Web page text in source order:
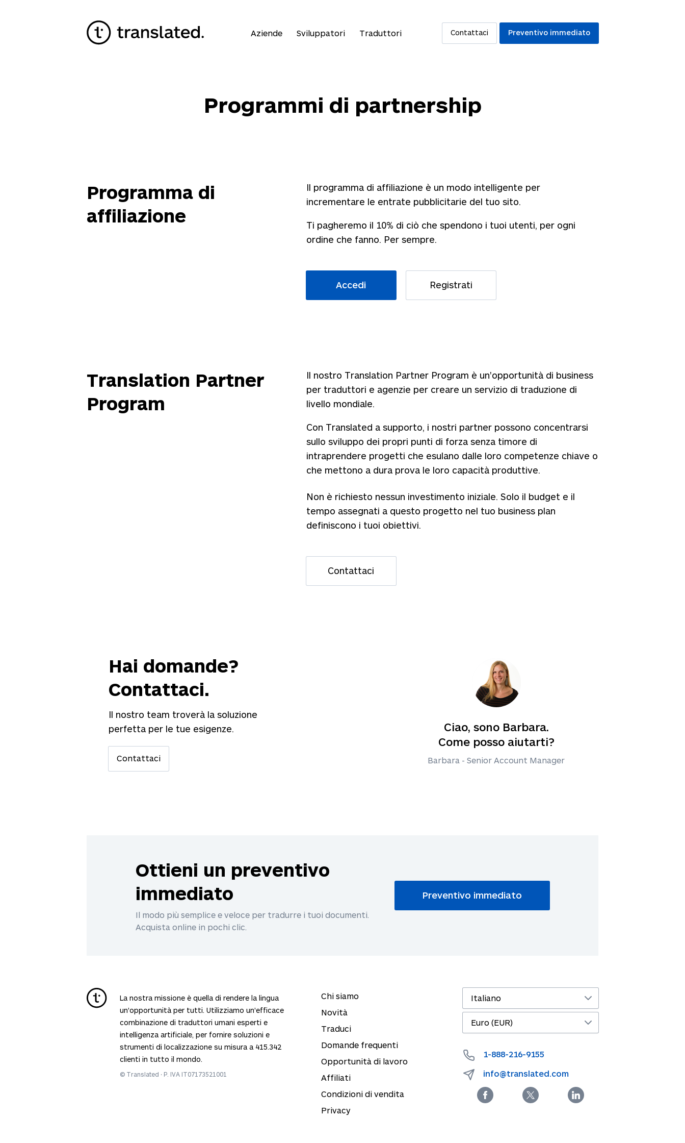
Aziende Sviluppatori Traduttori Contattaci Preventivo immediato
Programmi di partnership
Programma di
affiliazione
Il programma di affiliazione è un modo intelligente per
incrementare le entrate pubblicitarie del tuo sito.
Ti pagheremo il 10% di ciò che spendono i tuoi utenti, per ogni
ordine che fanno. Per sempre.
Accedi Registrati
Translation Partner
Program
Il nostro Translation Partner Program è un'opportunità di business
per traduttori e agenzie per creare un servizio di traduzione di
livello mondiale.
Con Translated a supporto, i nostri partner possono concentrarsi
sullo sviluppo dei propri punti di forza senza timore di
intraprendere progetti che esulano dalle loro competenze chiave o
che mettono a dura prova le loro capacità produttive.
Non è richiesto nessun investimento iniziale. Solo il budget e il
tempo assegnati a questo progetto nel tuo business plan
definiscono i tuoi obiettivi.
Contattaci
Hai domande?
Contattaci.
Il nostro team troverà la soluzione
perfetta per le tue esigenze.
Contattaci
Ciao, sono Barbara.
Come posso aiutarti?
Barbara - Senior Account Manager
Ottieni un preventivo
immediato
Il modo più semplice e veloce per tradurre i tuoi documenti.
Acquista online in pochi clic.
Preventivo immediato
La nostra missione è quella di rendere la lingua
un'opportunità per tutti. Utilizziamo un'efficace
combinazione di traduttori umani esperti e
intelligenza artificiale, per fornire soluzioni e
strumenti di localizzazione su misura a 415.342
clienti in tutto il mondo.
© Translated · P. IVA IT07173521001
Chi siamo
Novità
Traduci
Domande frequenti
Opportunità di lavoro
Affiliati
Condizioni di vendita
Privacy
1-888-216-9155
info@translated.com